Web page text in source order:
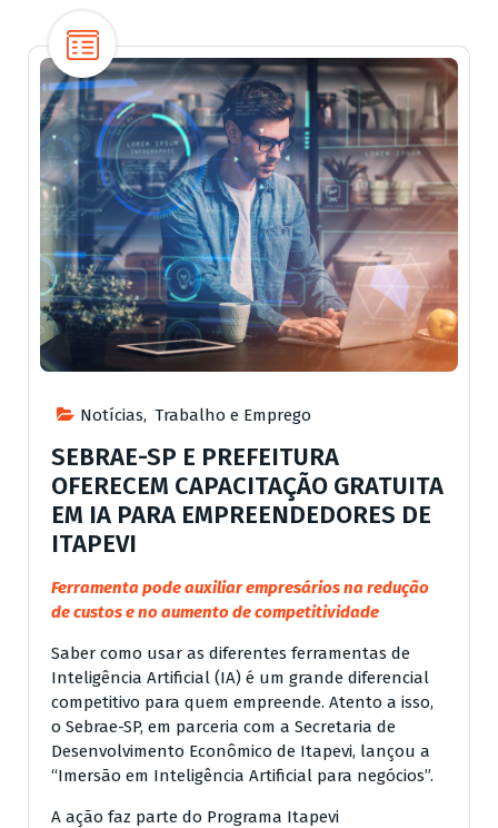
Notícias, Trabalho e Emprego
SEBRAE-SP E PREFEITURA
OFERECEM CAPACITAÇÃO GRATUITA
EM IA PARA EMPREENDEDORES DE
ITAPEVI
Ferramenta pode auxiliar empresários na redução
de custos e no aumento de competitividade
Saber como usar as diferentes ferramentas de
Inteligência Artificial (IA) é um grande diferencial
competitivo para quem empreende. Atento a isso,
o Sebrae-SP, em parceria com a Secretaria de
Desenvolvimento Econômico de Itapevi, lançou a
“Imersão em Inteligência Artificial para negócios”.
A ação faz parte do Programa Itapevi